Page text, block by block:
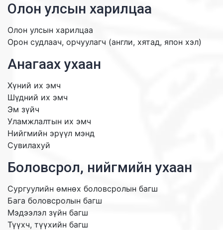
Олон улсын харилцаа
Олон улсын харилцаа
Орон судлаач, орчуулагч (англи, хятад, япон хэл)
Анагаах ухаан
Хүний их эмч
Шүдний их эмч
Эм зүйч
Уламжлалтын их эмч
Нийгмийн эрүүл мэнд
Сувилахуй
Боловсрол, нийгмийн ухаан
Сургуулийн өмнөх боловсролын багш
Бага боловсролын багш
Мэдээлэл зүйн багш
Түүхч, түүхийн багш